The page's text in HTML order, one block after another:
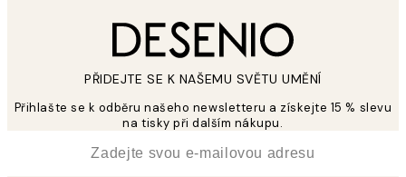
PŘIDEJTE SE K NAŠEMU SVĚTU UMĚNÍ
Přihlašte se k odběru našeho newsletteru a získejte 15 % slevu
na tisky při dalším nákupu.